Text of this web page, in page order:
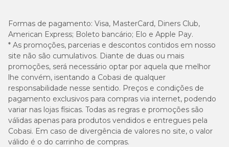
Formas de pagamento: Visa, MasterCard, Diners Club,
American Express; Boleto bancário; Elo e Apple Pay.
* As promoções, parcerias e descontos contidos em nosso
site não são cumulativos. Diante de duas ou mais
promoções, será necessário optar por aquela que melhor
lhe convém, isentando a Cobasi de qualquer
responsabilidade nesse sentido. Preços e condições de
pagamento exclusivos para compras via internet, podendo
variar nas lojas físicas. Todas as regras e promoções são
válidas apenas para produtos vendidos e entregues pela
Cobasi. Em caso de divergência de valores no site, o valor
válido é o do carrinho de compras.